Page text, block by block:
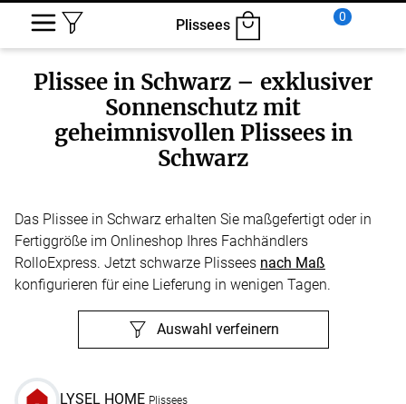
Plissees
0
Plissee in Schwarz – exklusiver
Sonnenschutz mit
geheimnisvollen Plissees in
Schwarz
Das Plissee in Schwarz erhalten Sie maßgefertigt oder in
Fertiggröße im Onlineshop Ihres Fachhändlers
RolloExpress. Jetzt schwarze Plissees nach Maß
konfigurieren für eine Lieferung in wenigen Tagen.
Auswahl verfeinern
LYSEL HOME Plissees